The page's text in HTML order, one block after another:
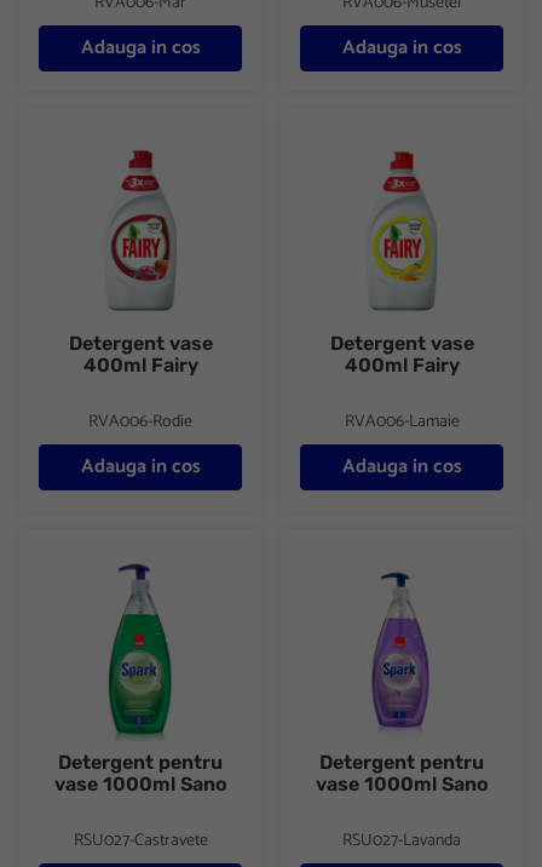
Adauga in cos Adauga in cos
Detergent vase 400ml Fairy
Detergent vase
400ml Fairy
RVA006-Rodie
Adauga in cos
Detergent vase
400ml Fairy
RVA006-Lamaie
Adauga in cos
Detergent pentru vase 1000ml Sano
Detergent pentru
vase 1000ml Sano
RSU027-Castravete
Detergent pentru
vase 1000ml Sano
RSU027-Lavanda